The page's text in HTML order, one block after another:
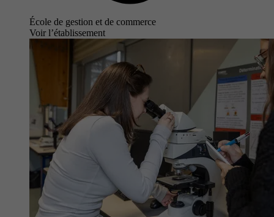
École de gestion et de commerce
Voir l’établissement